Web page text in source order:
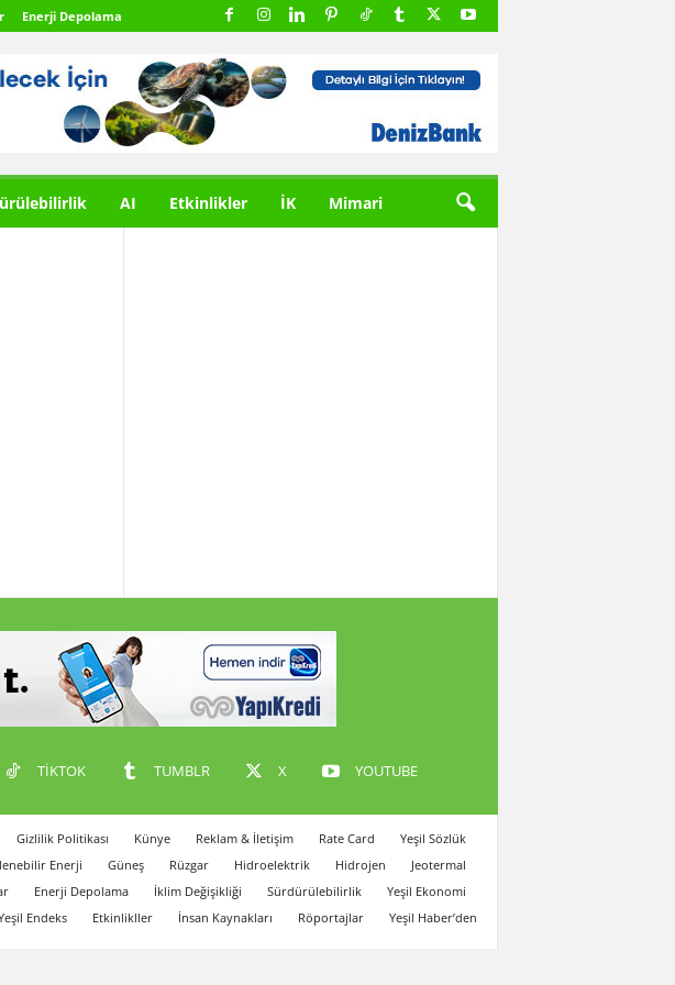
Enerji Depolama
AI Etkinlikler İK Mimari
TIKTOK TUMBLR X YOUTUBE
Gizlilik Politikası Künye Reklam & İletişim Rate Card
Yeşil Sözlük
Enerji Güneş Rüzgar Hidroelektrik Hidrojen
Jeotermal
Enerji Depolama İklim Değişikliği Sürdürülebilirlik
Yeşil Ekonomi
Endeks
Etkinlikller İnsan Kaynakları Röportajlar Yeşil Haber’den